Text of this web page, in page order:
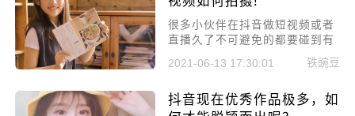
很多小伙伴在抖音做短视频或者
直播久了不可避免的都要碰到有
商家联系叫帮忙带货，不论是通
过短视频的方式还是直播的方式
的商品，今天小编就来给大家讲
2021-06-13 17:30:01 铁豌豆
抖音现在优秀作品极多，如